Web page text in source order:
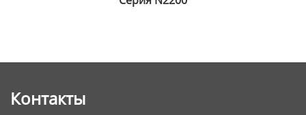
Контакты